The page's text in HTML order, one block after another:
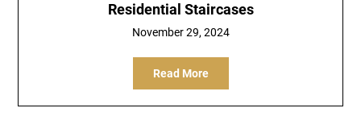
Residential Staircases
November 29, 2024
Read More